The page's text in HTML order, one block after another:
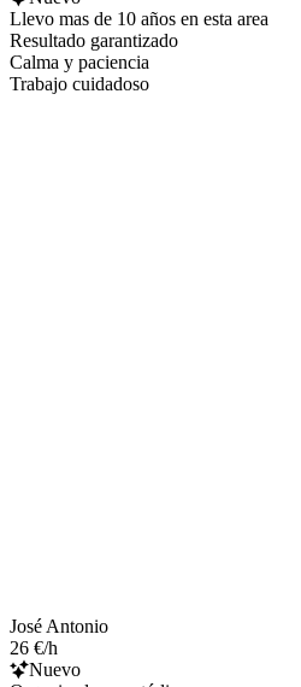
Llevo mas de 10 años en esta area
Resultado garantizado
Calma y paciencia
Trabajo cuidadoso
José Antonio
26 €/h
Nuevo